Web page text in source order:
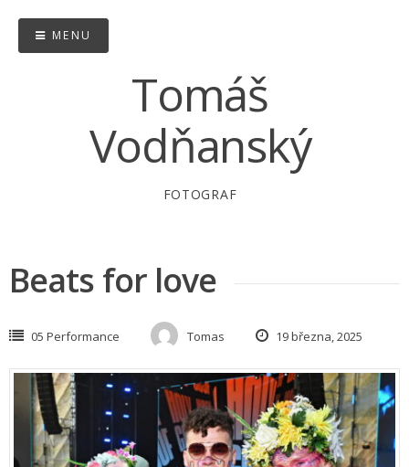
content
Tomáš
Vodňanský
FOTOGRAF
MENU
Beats for love
05 Performance Tomas 19 března, 2025